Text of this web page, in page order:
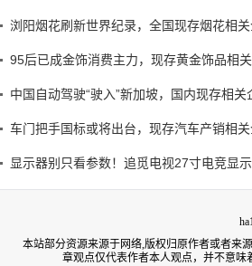
浏阳烟花刷新世界纪录，全国现存烟花相
95后已成金饰消费主力，现存黄金饰品相
中国自动驾驶“驶入”新加坡，国内现存相关
车门把手国标或将出台，现存汽车产销相
显示器别只看参数！追觅电视27寸电竞显示
本站部分资源来源于网络,版权归原作者或者来
章观点仅代表作者本人观点，并不意